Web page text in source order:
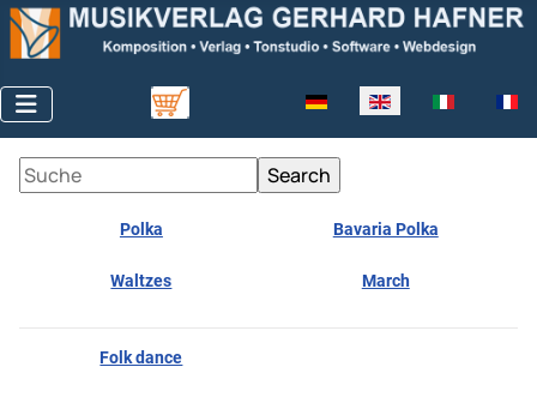
Select your language
Polka Bavaria Polka
Waltzes March
Folk dance